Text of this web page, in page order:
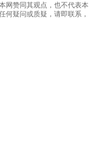
网赞同其观点，也不代表本
何疑问或质疑，请即联系，